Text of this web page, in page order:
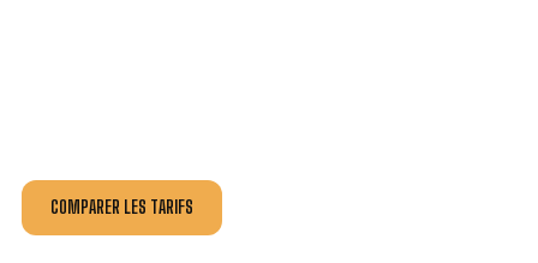
COMPARER LES TARIFS